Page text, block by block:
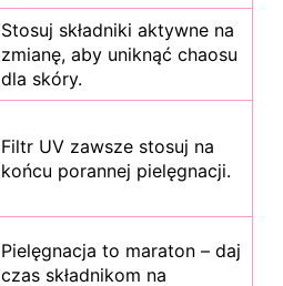
Stosuj składniki aktywne na
zmianę, aby uniknąć chaosu
dla skóry.
Filtr UV zawsze stosuj na
końcu porannej pielęgnacji.
Pielęgnacja to maraton – daj
czas składnikom na